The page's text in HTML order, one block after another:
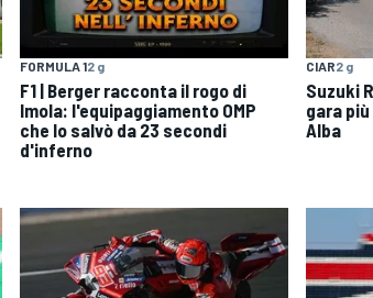
FORMULA 12 g
F1 | Berger racconta il rogo di
Imola: l'equipaggiamento OMP
che lo salvò da 23 secondi
d'inferno
CIAR2 g
Suzuki
gara
Alba